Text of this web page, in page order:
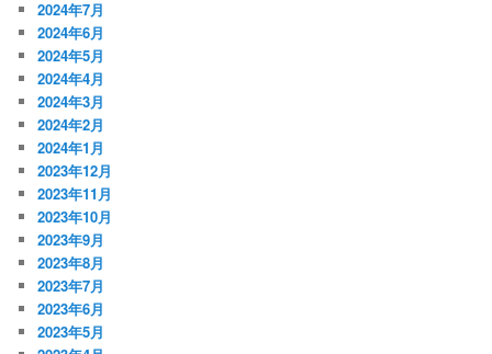
2024年7月
2024年6月
2024年5月
2024年4月
2024年3月
2024年2月
2024年1月
2023年12月
2023年11月
2023年10月
2023年9月
2023年8月
2023年7月
2023年6月
2023年5月